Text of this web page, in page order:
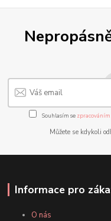
Souhlasím se
Můžete se kdykoli
Informace pro
O nás